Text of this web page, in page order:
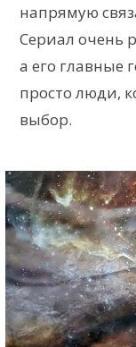
напрямую
Сериал очень
а его главные
просто люди,
выбор.